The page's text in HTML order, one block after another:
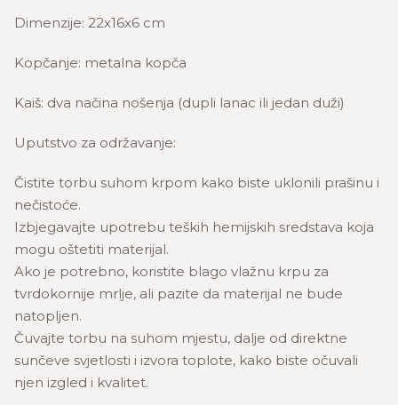
Dimenzije: 22x16x6 cm
Kopčanje: metalna kopča
Kaiš: dva načina nošenja (dupli lanac ili jedan duži)
Uputstvo za održavanje:
Čistite torbu suhom krpom kako biste uklonili prašinu i
nečistoće.
Izbjegavajte upotrebu teških hemijskih sredstava koja
mogu oštetiti materijal.
Ako je potrebno, koristite blago vlažnu krpu za
tvrdokornije mrlje, ali pazite da materijal ne bude
natopljen.
Čuvajte torbu na suhom mjestu, dalje od direktne
sunčeve svjetlosti i izvora toplote, kako biste očuvali
njen izgled i kvalitet.